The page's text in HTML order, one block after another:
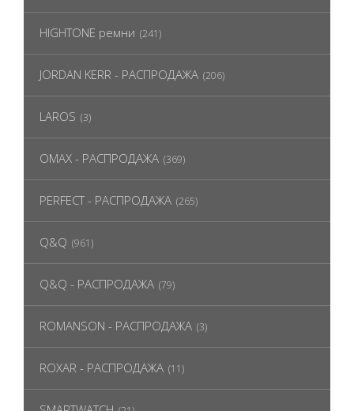
HIGHTONE ремни (241)
JORDAN KERR - РАСПРОДАЖА (206)
LAROS (3)
OMAX - РАСПРОДАЖА (369)
PERFECT - РАСПРОДАЖА (265)
Q&Q (961)
Q&Q - РАСПРОДАЖА (79)
ROMANSON - РАСПРОДАЖА (3)
ROXAR - РАСПРОДАЖА (11)